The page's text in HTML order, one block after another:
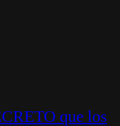
que los